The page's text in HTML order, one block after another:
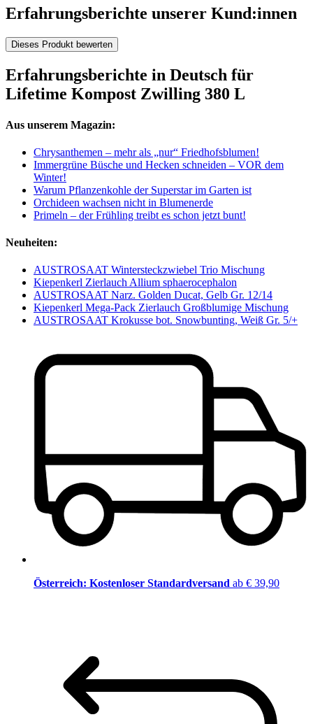
Erfahrungsberichte unserer Kund:innen
Dieses Produkt bewerten
Erfahrungsberichte in Deutsch für
Lifetime Kompost Zwilling 380 L
Aus unserem Magazin:
Chrysanthemen – mehr als „nur“ Friedhofsblumen!
Immergrüne Büsche und Hecken schneiden – VOR dem
Winter!
Warum Pflanzenkohle der Superstar im Garten ist
Orchideen wachsen nicht in Blumenerde
Primeln – der Frühling treibt es schon jetzt bunt!
Neuheiten:
AUSTROSAAT Wintersteckzwiebel Trio Mischung
Kiepenkerl Zierlauch Allium sphaerocephalon
AUSTROSAAT Narz. Golden Ducat, Gelb Gr. 12/14
Kiepenkerl Mega-Pack Zierlauch Großblumige Mischung
AUSTROSAAT Krokusse bot. Snowbunting, Weiß Gr. 5/+
Österreich: Kostenloser Standardversand ab € 39,90